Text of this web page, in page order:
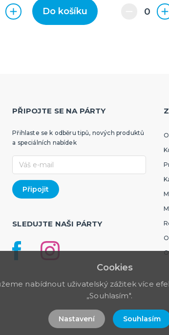
Do košíku
PŘIPOJTE SE NA PÁRTY
Přihlaste se k odběru tipů, nových produktů
a speciálních nabídek
SLEDUJTE NAŠI PÁRTY
Cookies
nabídnout uživatelský zážitek více
„Souhlasím".
Nastavení Souhlasím